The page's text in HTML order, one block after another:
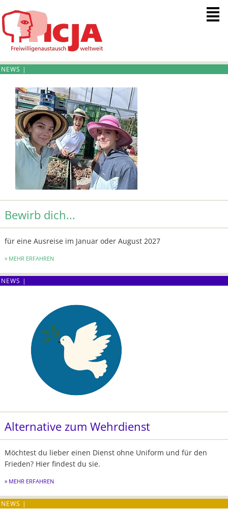
Menue
Bewirb dich...
für eine Ausreise im Januar oder August 2027
MEHR ERFAHREN
Alternative zum Wehrdienst
Möchtest du lieber einen Dienst ohne Uniform und für den
Frieden? Hier findest du sie.
MEHR ERFAHREN